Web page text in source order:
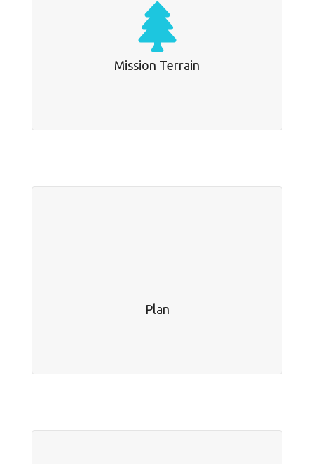
Mission Terrain
Mission Terrain
Je suis avant tout un homme de terrain.
Plan